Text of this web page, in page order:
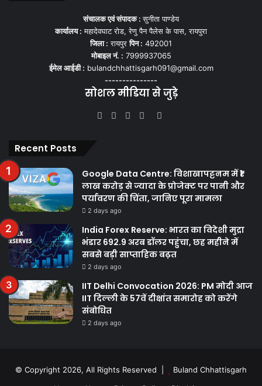
संचालक एवं संपादक :सुनीता पाण्डेय
कार्यालय : महादेवघाट रोड, रेणु पैन पैलेस के पास, रायपुरा
जिला : रायपुरपिन : 492001
मोबाइल नं. : 7999937065
ईमेल आईडी : bulandchhattisgarh091@gmail.com
---------------
सोशल मीडिया से जुड़े
Facebook
TwitterYouTubeInstagram
Recent Posts
Google Data Centre: विशाखापट्टनम में ₹1
लाख करोड़ से ज्यादा के प्रोजेक्ट पर पानी और
पर्यावरण की चिंता, जानिए पूरा मामला
2 days ago
India Forex Reserve: भारत का विदेशी मुद्रा
भंडार 692.9 अरब डॉलर पहुंचा, छह महीने में
सबसे बड़ी साप्ताहिक बढ़त
2 days ago
IIT Delhi Convocation 2026: PM मोदी आज
IIT दिल्ली के 57वें दीक्षांत समारोह को करेंगे
संबोधित
2 days ago
© Copyright 2026, All Rights Reserved |
Buland Chhattisgarh